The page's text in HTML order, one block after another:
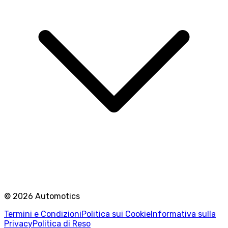
© 2026 Automotics
Termini e CondizioniPolitica sui Cookie Informativa sulla
PrivacyPolitica di Reso